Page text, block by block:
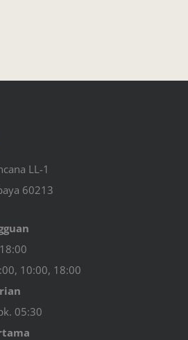
LL-1
60213
10:00, 18:00
05:30